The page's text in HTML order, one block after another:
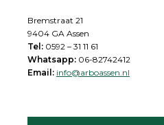
Bremstraat 21
9404 GA Assen
Tel: 0592 – 31 11 61
Whatsapp: 06-82742412
Email: info@arboassen.nl